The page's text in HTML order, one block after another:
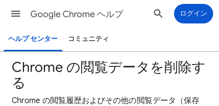
Google Chrome ヘルプ ログイン
ヘルプ センター コミュニティ
Chrome の閲覧データを削除す
る
Chrome の閲覧履歴およびその他の閲覧データ（保存